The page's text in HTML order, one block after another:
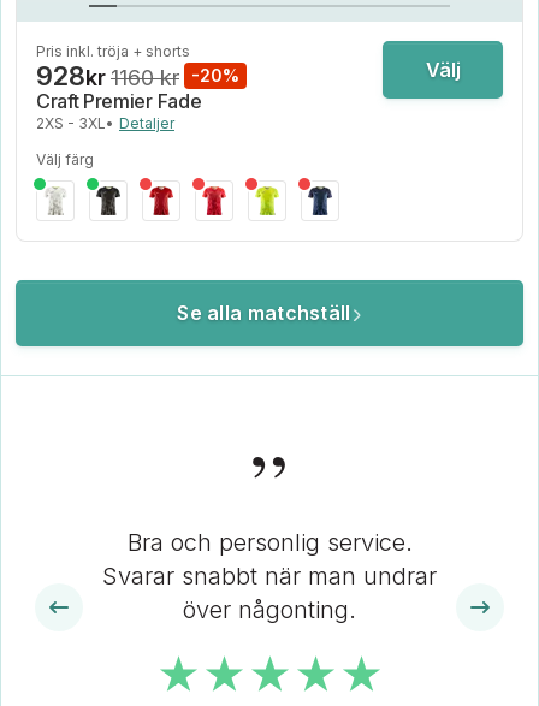
Pris inkl. tröja + shorts
928kr1160 kr -20%
Craft Premier Fade
2XS - 3XL• Detaljer
Välj
Välj färg
Se alla matchställ
”
Bra och personlig service.
Svarar snabbt när man undrar
över någonting.